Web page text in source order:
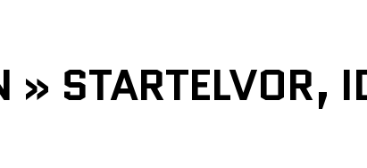
» STARTELVOR,